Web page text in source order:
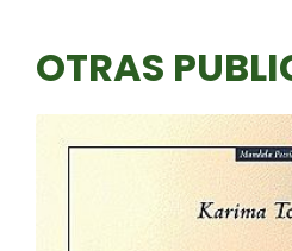
OTRAS